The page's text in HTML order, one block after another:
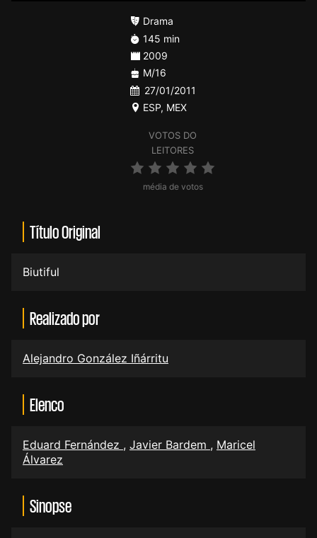
VOTOS DO
LEITORES
média de votos
Drama
145 min
2009
M/16
27/01/2011
ESP, MEX
Título Original
Biutiful
Realizado por
Alejandro González Iñárritu
Elenco
Eduard Fernández , Javier Bardem , Maricel
Álvarez
Sinopse